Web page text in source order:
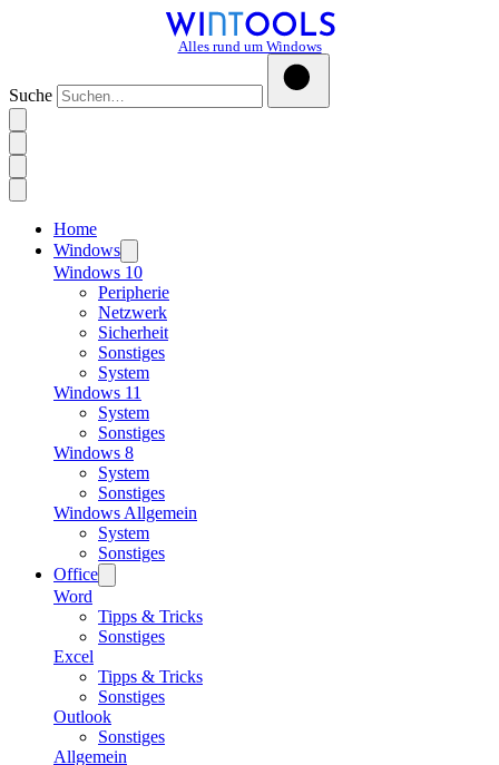
Alles rund um Windows
Suche
Home
Windows
Windows 10
Peripherie
Netzwerk
Sicherheit
Sonstiges
System
Windows 11
System
Sonstiges
Windows 8
System
Sonstiges
Windows Allgemein
System
Sonstiges
Office
Word
Tipps & Tricks
Sonstiges
Excel
Tipps & Tricks
Sonstiges
Outlook
Sonstiges
Allgemein